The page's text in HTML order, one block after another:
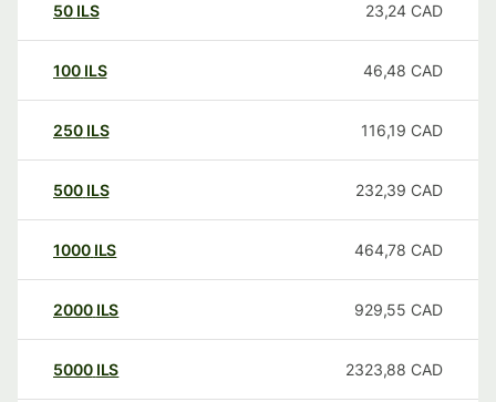
50 ILS 23,24 CAD
100 ILS 46,48 CAD
250 ILS 116,19 CAD
500 ILS 232,39 CAD
1000 ILS 464,78 CAD
2000 ILS 929,55 CAD
5000 ILS 2323,88 CAD